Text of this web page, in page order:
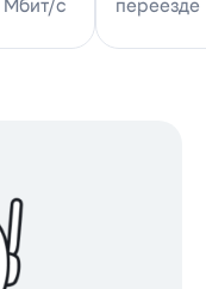
Мбит/с
переезде